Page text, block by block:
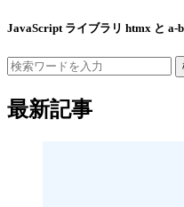
JavaScript ライブラリ htmx と a-
最新記事